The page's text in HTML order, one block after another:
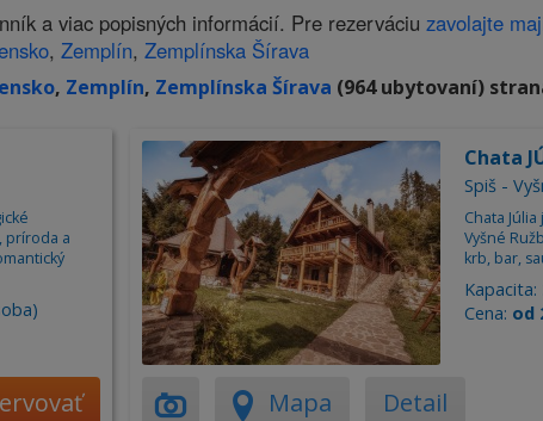
a viac popisných informácií. Pre rezerváciu zavolajte
, Zemplín, Zemplínska Šírava
, Zemplín, Zemplínska Šírava (964 ubytovaní)
príroda a
Chata
Spiš -
Chata
Vyšné
krb, bar,
Kapacita:
Cena: od
Mapa Detail